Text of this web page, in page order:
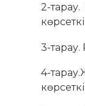
2-
3-тарау.
4-